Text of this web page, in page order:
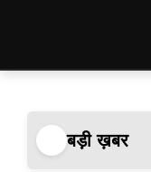
बड़ी ख़बर